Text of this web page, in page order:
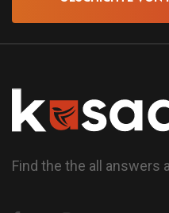
Find the the all answers